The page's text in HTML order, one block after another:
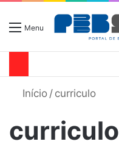
Menu
Início / curriculo
curriculo